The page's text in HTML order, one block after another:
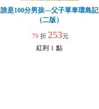
誰是100分男孩—父子單車環島記
（二版）
79 折 253元
紅利 1 點